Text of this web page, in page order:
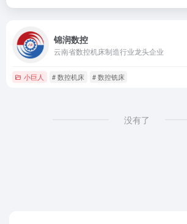
锦润数控
云南省数控机床制造行业龙头企业
小巨人 # 数控机床 # 数控铣床
没有了